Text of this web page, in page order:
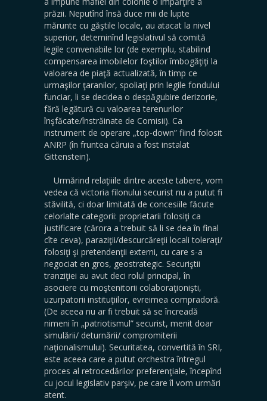
prăzii. Neputînd însă duce mii de lupte
mărunte cu găştile locale, au atacat la nivel
superior, deteminînd legislativul să comită
legile convenabile lor (de exemplu, stabilind
compensarea imobilelor foştilor îmbogăţiţi la
valoarea de piaţă actualizată, în timp ce
urmaşilor ţaranilor, spoliaţi prin legile fondului
funciar, li se decidea o despăgubire derizorie,
fără legătură cu valoarea terenurilor
înşfăcate/înstrăinate de Comisii). Ca
instrument de operare „top-down” fiind folosit
ANRP (în fruntea căruia a fost instalat
Gittenstein).
Urmărind relaţiiile dintre aceste tabere, vom
vedea că victoria filonului securist nu a putut fi
stăvilită, ci doar limitată de concesiile făcute
celorlalte categorii: proprietarii folosiţi ca
justificare (cărora a trebuit să li se dea în final
cîte ceva), paraziţii/descurcăreţii locali toleraţi/
folosiţi şi pretendenţii externi, cu care s-a
negociat en gros, geostrategic. Securiştii
tranziţiei au avut deci rolul principal, în
asociere cu moştenitorii colaboraţionişti,
uzurpatorii instituţiilor, evreimea compradoră.
(De aceea nu ar fi trebuit să se încreadă
nimeni în „patriotismul” securist, menit doar
simulării/ deturnării/ compromiterii
naţionalismului). Securitatea, convertită în SRI,
este aceea care a putut orchestra întregul
proces al retrocedărilor preferenţiale, începînd
cu jocul legislativ parşiv, pe care îl vom urmări
atent.